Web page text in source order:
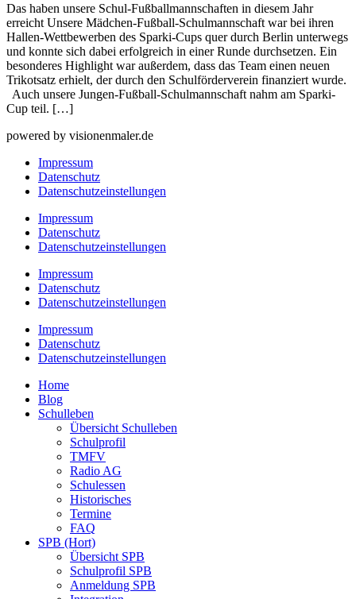
Das haben unsere Schul-Fußball­mann­schaften in diesem Jahr
erreicht Unsere Mädchen-Fußball-Schul­mann­schaft war bei ihren
Hallen-Wett­be­wer­ben des Sparki-Cups quer durch Berlin unter­wegs
und konnte sich da­bei erfolg­reich in einer Runde durch­setzen. Ein
be­son­deres High­light war außer­dem, dass das Team einen neuen
Trikot­satz er­hielt, der durch den Schul­för­der­ver­ein fi­nan­ziert wurde.
Auch un­se­re Jun­gen-Fuß­ball-Schul­mann­schaft nahm am Sparki-
Cup teil. […]
powered by visionenmaler.de
Impressum
Datenschutz
Datenschutzeinstellungen
Impressum
Datenschutz
Datenschutzeinstellungen
Impressum
Datenschutz
Datenschutzeinstellungen
Impressum
Datenschutz
Datenschutzeinstellungen
Home
Blog
Schulleben
Übersicht Schulleben
Schulprofil
TMFV
Radio AG
Schulessen
Historisches
Termine
FAQ
SPB (Hort)
Übersicht SPB
Schulprofil SPB
Anmeldung SPB